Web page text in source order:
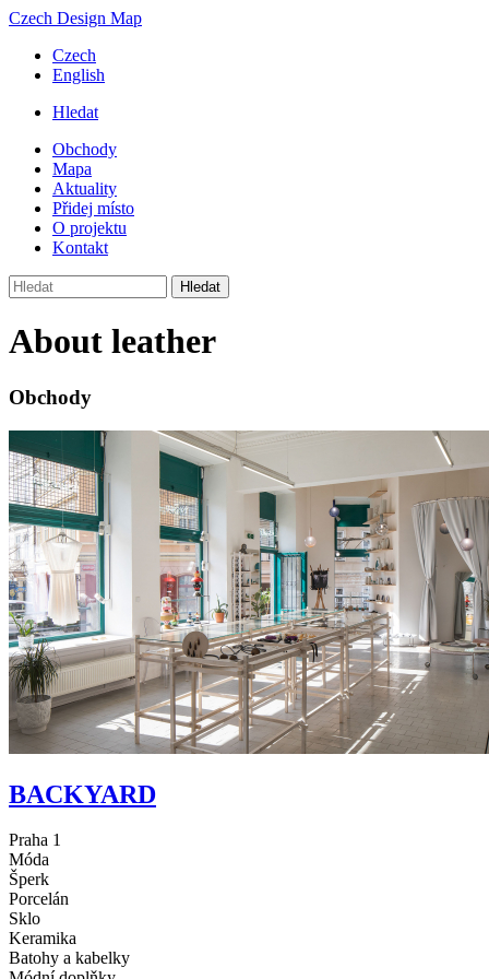
Přejít
hlavnímu
obsahu
Czech Design Map
Czech
English
Header
menu
Hledat
Hlavní
navigace
Obchody
Mapa
Aktuality
Přidej místo
O projektu
Kontakt
Hledat
About leather
Obchody
BACKYARD
Praha 1
Móda
Šperk
Porcelán
Sklo
Keramika
Batohy a kabelky